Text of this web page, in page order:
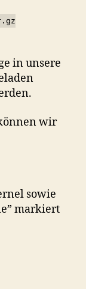
in unsere
wir
sowie
markiert